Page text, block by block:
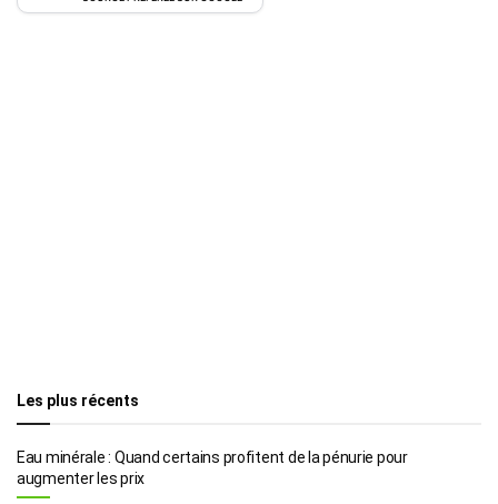
Les plus récents
Eau minérale : Quand certains profitent de la pénurie pour
augmenter les prix